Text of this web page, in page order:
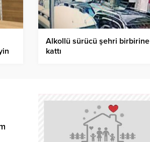
Alkollü sürücü şehri birbirine
kattı